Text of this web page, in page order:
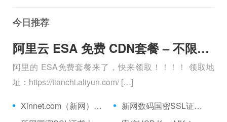
今日推荐
阿里云 ESA 免费 CDN套餐 – 不限流量、全球加速 免费购买分享
阿里的 ESA免费套餐来了，快来领取！！！！ 领取地
址：https://tianchi.aliyun.com/ […]
Xinnet.com（新网）国密SSL证书上线了
新网数码国密SSL证书上线了